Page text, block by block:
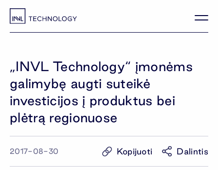
„INVL Technology“ įmonėms
galimybę augti suteikė
investicijos į produktus bei
plėtrą regionuose
2017-08-30 Kopijuoti Dalintis